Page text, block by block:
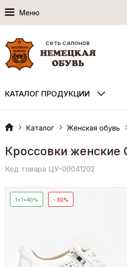
Меню
сеть салонов
КАТАЛОГ ПРОДУКЦИИ
Каталог Женская обувь
Кроссовки женские
Код товара ЦУ-00041202
1+1=40% - 30%